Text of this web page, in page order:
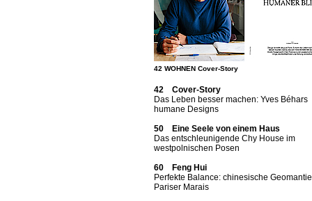
42 WOHNEN Cover-Story
42 Cover-Story
Das Leben besser machen: Yves Béhars
humane Designs
50 Eine Seele von einem Haus
Das entschleunigende Chy House im
westpolnischen Posen
60 Feng Hui
Perfekte Balance: chinesische
Pariser Marais